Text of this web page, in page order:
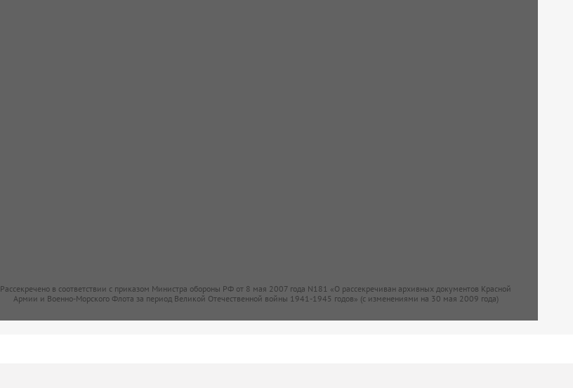
Рассекречено в соответствии с приказом Министра обороны РФ от 8 мая 2007 года N181 «О рассекречиван архивных документов Красной
Армии и Военно-Морского Флота за период Великой Отечественной войны 1941-1945 годов» (с изменениями на 30 мая 2009 года)